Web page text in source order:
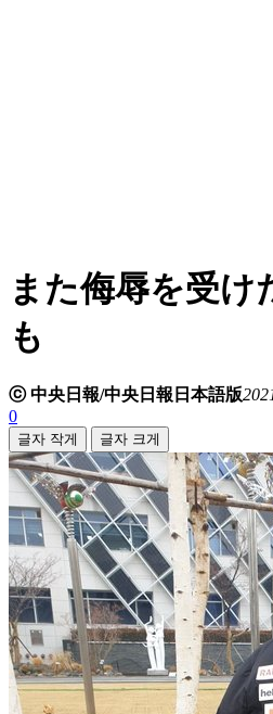
また侮辱を受
も
ⓒ 中央日報/中央日報日本語版
0
글자 작게 글자 크게